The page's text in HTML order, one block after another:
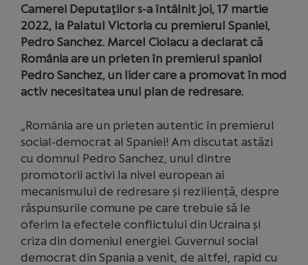
Camerei Deputaților s-a întâlnit joi, 17 martie
2022, la Palatul Victoria cu premierul Spaniei,
Pedro Sanchez. Marcel Ciolacu a declarat că
România are un prieten în premierul spaniol
Pedro Sanchez, un lider care a promovat în mod
activ necesitatea unui plan de redresare.
„România are un prieten autentic în premierul
social-democrat al Spaniei! Am discutat astăzi
cu domnul Pedro Sanchez, unul dintre
promotorii activi la nivel european ai
mecanismului de redresare și reziliență, despre
răspunsurile comune pe care trebuie să le
oferim la efectele conflictului din Ucraina și
criza din domeniul energiei. Guvernul social
democrat din Spania a venit, de altfel, rapid cu